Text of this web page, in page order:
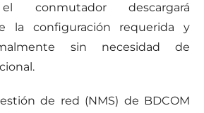
conmutador descargará
la configuración requerida y
sin necesidad de
de red (NMS) de BDCOM